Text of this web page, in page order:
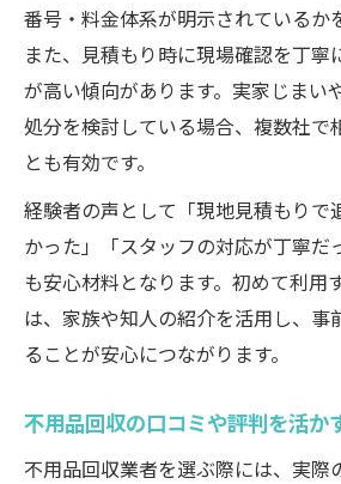
番号・料金体系が明示されているか
また、見積もり時に現場確認を丁寧
が高い傾向があります。実家じまい
処分を検討している場合、複数社で
とも有効です。
経験者の声として「現地見積もりで
かった」「スタッフの対応が丁寧だ
も安心材料となります。初めて利用
は、家族や知人の紹介を活用し、事
ることが安心につながります。
不用品回収の口コミや評判を活か
不用品回収業者を選ぶ際には、実際